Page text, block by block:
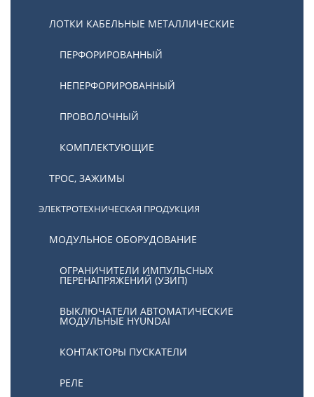
ЛОТКИ КАБЕЛЬНЫЕ МЕТАЛЛИЧЕСКИЕ
ПЕРФОРИРОВАННЫЙ
НЕПЕРФОРИРОВАННЫЙ
ПРОВОЛОЧНЫЙ
КОМПЛЕКТУЮЩИЕ
ТРОС, ЗАЖИМЫ
ЭЛЕКТРОТЕХНИЧЕСКАЯ ПРОДУКЦИЯ
МОДУЛЬНОЕ ОБОРУДОВАНИЕ
ОГРАНИЧИТЕЛИ ИМПУЛЬСНЫХ
ПЕРЕНАПРЯЖЕНИЙ (УЗИП)
ВЫКЛЮЧАТЕЛИ АВТОМАТИЧЕСКИЕ
МОДУЛЬНЫЕ HYUNDAI
КОНТАКТОРЫ ПУСКАТЕЛИ
РЕЛЕ